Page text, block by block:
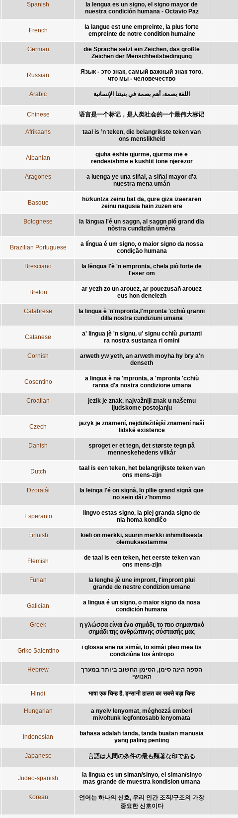
Spanish
la lengua es un signo, el signo mayor de
nuestra condición humana - Octavio Paz
French
la langue est une empreinte, la plus forte
empreinte de notre condition humaine
German
die Sprache setzt ein Zeichen, das größte
Zeichen der Menschheitsbedingung
Russian
Язык - это знак, самый важный знак того,
что мы - человечество
Arabic اللغة بصمة، أهم بصمة في بنيتنا الإنسانية
Chinese 语言是一个标记，是人类社会的一个最伟大标记
Afrikaans
taal is ’n teken, die belangrikste teken van
ons menslikheid
Albanian
gjuha është gjurmë, gjurma më e
rëndësishme e kushtit tonë njerëzor
Aragones
a luenga ye una siñal, a siñal mayor d'a
nuestra mena umán
Basque
hizkuntza zeinu bat da, gure giza izaeraren
zeinu nagusia hain zuzen ere
Bolognese
la längua l'é un saggn, al saggn pió grand dla
nòstra cundiziån umèna
Brazilian Portuguese
a língua é um signo, o maior signo da nossa
condição humana
Bresciano
la lèngua l'è 'n empronta, chela piò forte de
l'eser om
Breton
ar yezh zo un arouez, ar pouezusañ arouez
eus hon denelezh
Calabrese
la lingua è 'n'mpronta,l'mpronta 'cchiù granni
dilla nostra cundiziuni umana
Catanese
a' lingua jè 'n signu, u' signu cchiù ,purtanti
ra nostra sustanza ri omini
Cornish
arweth yw yeth, an arweth moyha hy bry a'n
denseth
Cosentino
a lingua è na 'mpronta, a 'mpronta 'cchiù
ranna d'a nostra condizione umana
Croatian
jezik je znak, najvažniji znak u našemu
ljudskome postojanju
Czech
jazyk je znamení, nejdůležitější znamení naší
lidské existence
Danish
sproget er et tegn, det største tegn på
menneskehedens vilkår
Dutch
taal is een teken, het belangrijkste teken van
ons mens-zijn
Dzoratâi
la leinga l'é on signà, lo pllie grand signà que
no sein dâi z'hommo
Esperanto
lingvo estas signo, la plej granda signo de
nia homa kondiĉo
Finnish
kieli on merkki, suurin merkki inhimillisestä
olemuksestamme
Flemish
de taal is een teken, het eerste teken van
ons mens-zijn
Furlan
la lenghe jè une impront, l'impront plui
grande de nestre condizion umane
Galician
a lingua é un signo, o maior signo da nosa
condición humana
Greek
η γλώσσα είναι ένα σημάδι, το πιο σημαντικό
σημάδι της ανθρώπινης σύστασής μας
Griko Salentino
i glossa ene na simài, to simài pleo mea tis
condiziùna tos àntropo
Hebrew
הספה הינה סימן, הסימן החשוב ביותר במערך
האנושי
Hindi भाषा एक चिन्ह है, इन्सानी हालत का सबसे बड़ा चिन्ह
Hungarian
a nyelv lenyomat, méghozzá emberi
mivoltunk legfontosabb lenyomata
Indonesian
bahasa adalah tanda, tanda buatan manusia
yang paling penting
Japanese 言語は人間の条件の最も顕著な印である
Judeo-spanish
la lingua es un siman/sinyo, el siman/sinyo
mas grande de muestra kondision umana
Korean
언어는 하나의 신호, 우리 인간 조직/구조의 가장
중요한 신호이다